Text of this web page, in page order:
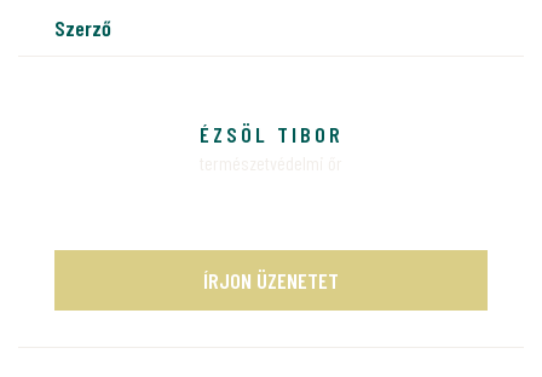
szerző
ÉZSÖL TIBOR
ÍRJON ÜZENETET